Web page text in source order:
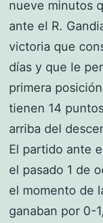
nueve minutos
ante el R.
victoria que
días y que le
primera
tienen 14
arriba del
El partido ante
el pasado 1 de
el momento de
ganaban por 0-